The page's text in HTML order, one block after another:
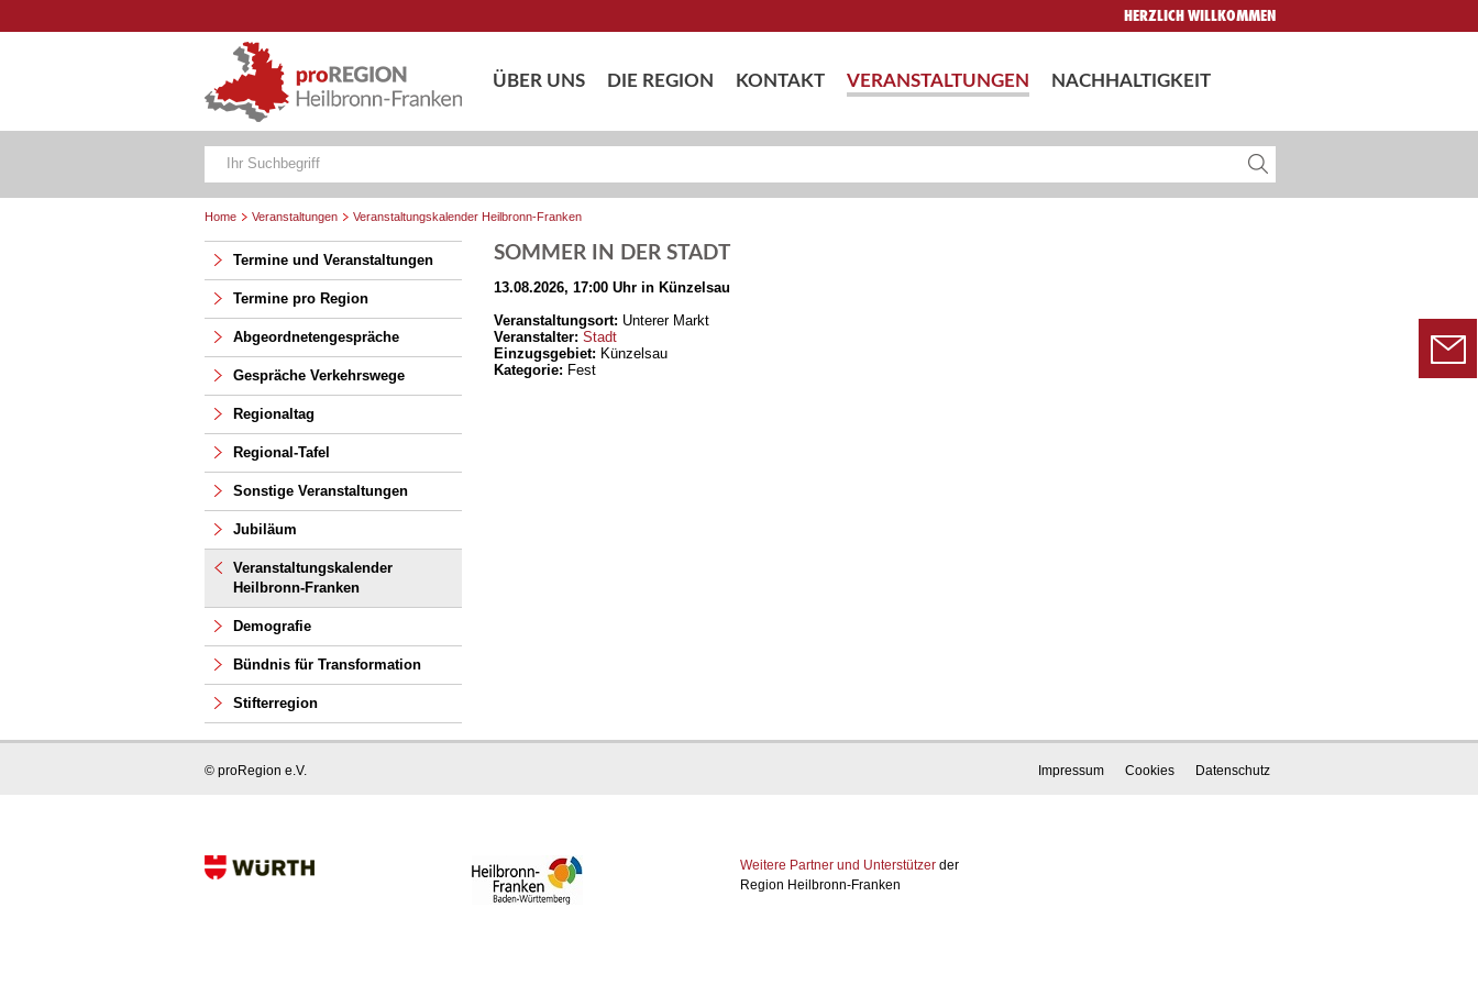
HERZLICH WILLKOMMEN
ÜBER UNS DIE REGION KONTAKT VERANSTALTUNGEN NACHHALTIGKEIT
Home Veranstaltungen Veranstaltungskalender Heilbronn-Franken
Termine und Veranstaltungen
Termine pro Region
Abgeordnetengespräche
Gespräche Verkehrswege
Regionaltag
Regional-Tafel
Sonstige Veranstaltungen
Jubiläum
Veranstaltungskalender
Heilbronn-Franken
Demografie
Bündnis für Transformation
Stifterregion
SOMMER IN DER STADT
13.08.2026, 17:00 Uhr in Künzelsau
Veranstaltungsort: Unterer Markt
Veranstalter: Stadt
Einzugsgebiet: Künzelsau
Kategorie: Fest
© proRegion e.V. Impressum Cookies Datenschutz
Weitere Partner und Unterstützerder
Region Heilbronn-Franken